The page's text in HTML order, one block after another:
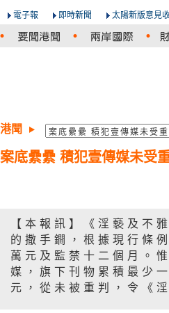
電子報 即時新聞 太陽新版意見
港聞
案底纍纍 積犯壹傳媒未受
【本報訊】《淫褻及不
的撒手鐧，根據現行條
萬元及監禁十二個月。
媒，旗下刊物累積最少
元，從未被重判，令《